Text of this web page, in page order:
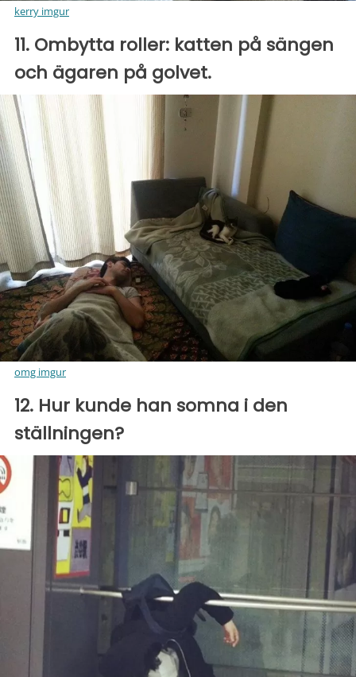
kerry imgur
11. Ombytta roller: katten på sängen
och ägaren på golvet.
omg imgur
12. Hur kunde han somna i den
ställningen?